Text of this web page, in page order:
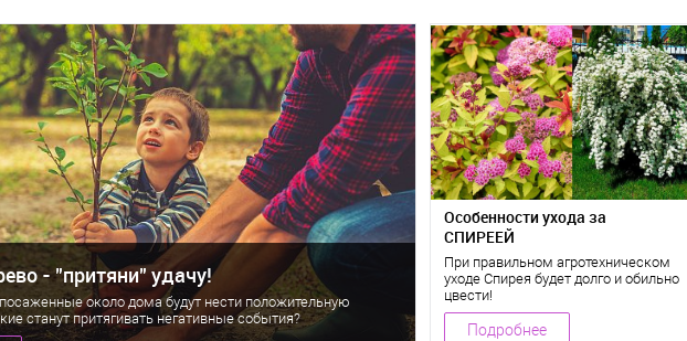
- "притяни" удачу!
около дома будут нести положительную
станут притягивать негативные события?
Особенности ухода за
СПИРЕЕЙ
При правильном агротехническом
уходе Спирея будет долго и обильно
цвести!
Подробнее